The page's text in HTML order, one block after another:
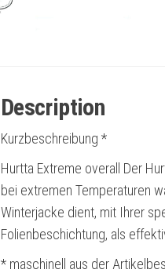
Description
Kurzbeschreibung *
Hurtta Extreme overall Der
bei extremen Temperaturen
Winterjacke dient, mit Ihrer
Folienbeschichtung, als
* maschinell aus der